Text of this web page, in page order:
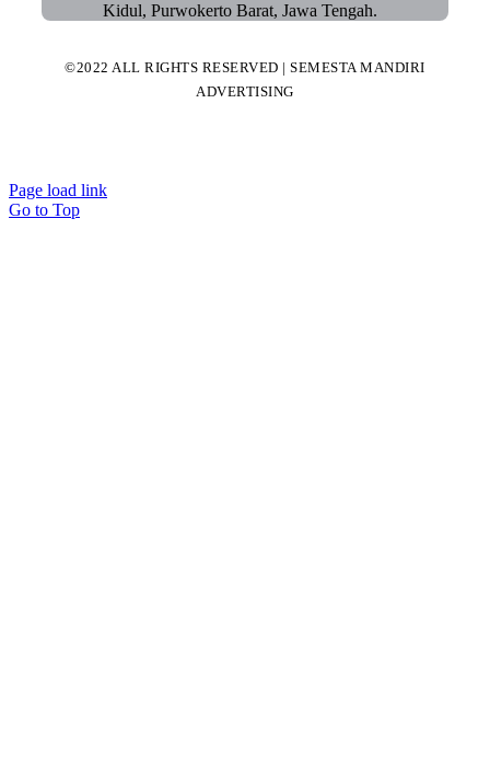
Kidul, Purwokerto Barat, Jawa Tengah.
©2022 ALL RIGHTS RESERVED | SEMESTA MANDIRI
ADVERTISING
Page load link
Go to Top